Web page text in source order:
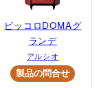
ピッコロDOMAグ
ランデ
アルシオ